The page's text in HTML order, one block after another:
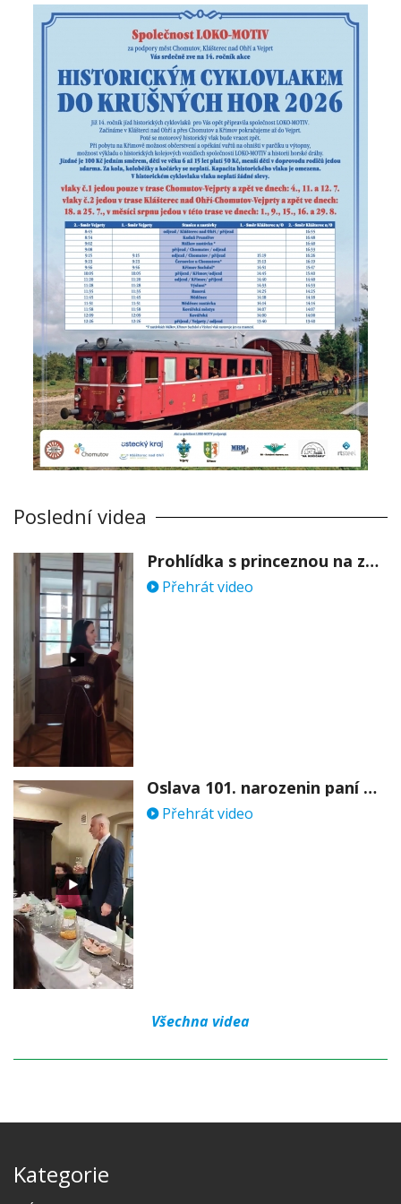
Poslední videa
Prohlídka s princeznou na zámku Stekník
Přehrát video
Oslava 101. narozenin paní Věry Skořepové
Přehrát video
Všechna videa
Kategorie